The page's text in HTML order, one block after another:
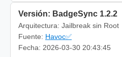
Versión: BadgeSync 1.2.2
Arquitectura: Jailbreak sin Root
Fuente: Havoc✅
Fecha: 2026-03-30 20:43:45